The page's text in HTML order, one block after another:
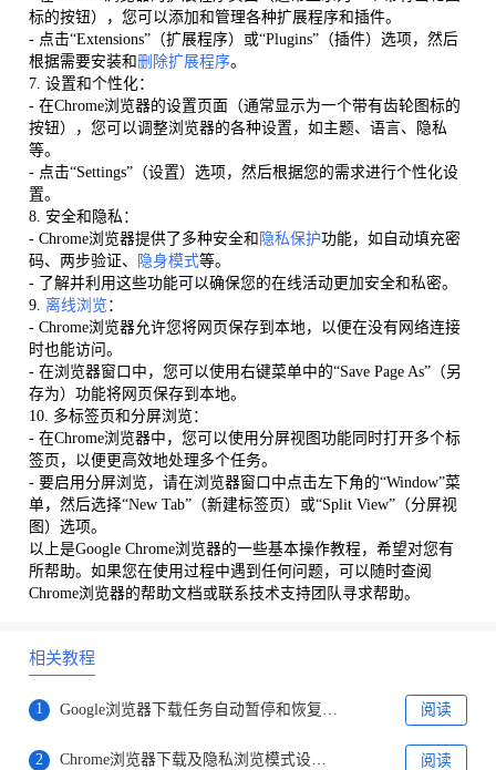
标的按钮），您可以添加和管理各种扩展程序和插件。
- 点击“Extensions”（扩展程序）或“Plugins”（插件）选项，然后
根据需要安装和删除扩展程序。
7. 设置和个性化：
- 在Chrome浏览器的设置页面（通常显示为一个带有齿轮图标的
按钮），您可以调整浏览器的各种设置，如主题、语言、隐私
等。
- 点击“Settings”（设置）选项，然后根据您的需求进行个性化设
置。
8. 安全和隐私：
- Chrome浏览器提供了多种安全和 隐私保护功能，如自动填充密
码、两步验证、
隐身模式等。
- 了解并利用这些功能可以确保您的在线活动更加安全和私密。
9. 离线浏览 ：
- Chrome浏览器允许您将网页保存到本地，以便在没有网络连接
时也能访问。
- 在浏览器窗口中，您可以使用右键菜单中的“Save Page As”（另
存为）功能将网页保存到本地。
10. 多标签页和分屏浏览：
- 在Chrome浏览器中，您可以使用分屏视图功能同时打开多个标
签页，以便更高效地处理多个任务。
- 要启用分屏浏览，请在浏览器窗口中点击左下角的“Window”菜
单，然后选择“New Tab”（新建标签页）或“Split View”（分屏视
图）选项。
以上是Google Chrome浏览器的一些基本操作教程，希望对您有
所帮助。如果您在使用过程中遇到任何问题，可以随时查阅
Chrome浏览器的帮助文档或联系技术支持团队寻求帮助。
相关教程
1 阅读
2 Chrome浏览器下载及隐私浏览模式设置教程 阅读